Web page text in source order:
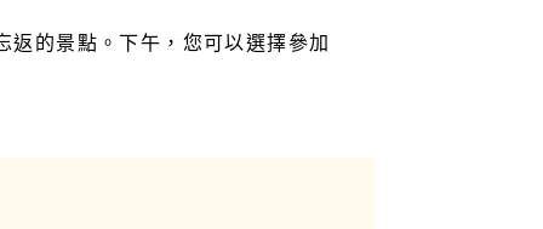
的景點。下午，您可以選擇參加